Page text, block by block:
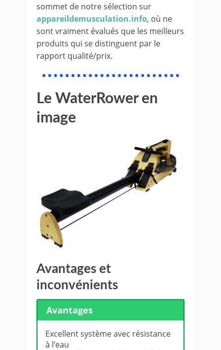
sommet de notre sélection sur
appareildemusculation.info, où ne
sont vraiment évalués que les meilleurs
produits qui se distinguent par le
rapport qualité/prix.
Le WaterRower en
image
Avantages et
inconvénients
Avantages
Excellent système avec résistance
à l’eau